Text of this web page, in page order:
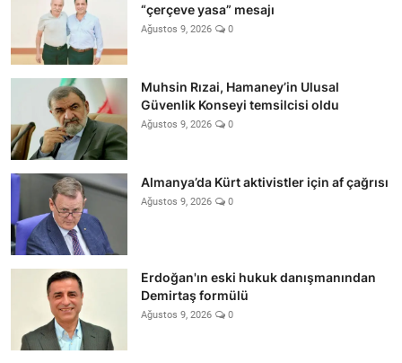
“çerçeve yasa” mesajı
Ağustos 9, 2026 0
Muhsin Rızai, Hamaney’in Ulusal
Güvenlik Konseyi temsilcisi oldu
Ağustos 9, 2026 0
Almanya’da Kürt aktivistler için af çağrısı
Ağustos 9, 2026 0
Erdoğan'ın eski hukuk danışmanından
Demirtaş formülü
Ağustos 9, 2026 0